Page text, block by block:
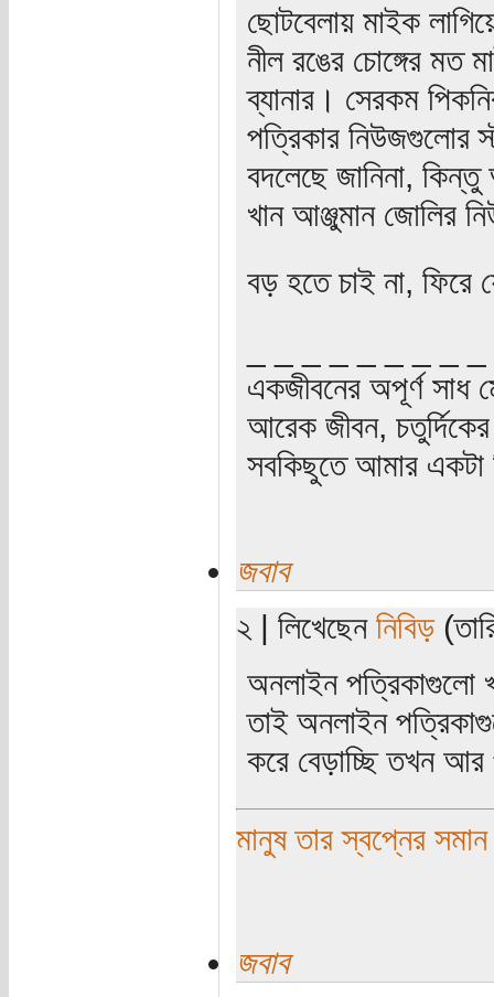
ছোটবেলায় মাইক
নীল রঙের চোঙ্গের মত
ব্যানার। সেরকম
পত্রিকার নিউজগুলোর
বদলেছে জানিনা,
খান আঞ্জুমান জোলির
বড় হতে চাই না, ফিরে
একজীবনের অপূর্ণ সাধ
আরেক জীবন, চতুর্দিকের
সবকিছুতে আমার একটা
জবাব
২ | লিখেছেন নিবিড়
অনলাইন পত্রিকাগুলো
তাই অনলাইন
করে বেড়াচ্ছি তখন আর
মানুষ তার স্বপ্নের
জবাব